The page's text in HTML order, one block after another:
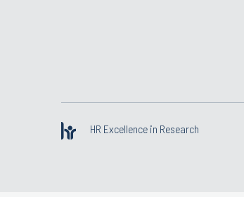
HR Excellence in Research